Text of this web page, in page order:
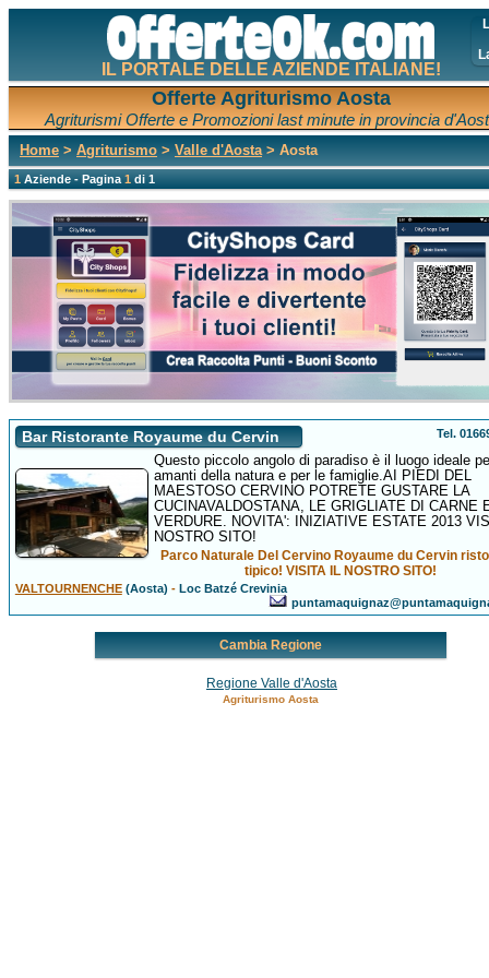
IL PORTALE DELLE AZIENDE ITALIANE!
Offerte Agriturismo Aosta
Agriturismi Offerte e Promozioni last minute in provincia
Home > Agriturismo > Valle d'Aosta> Aosta
1Aziende - Pagina1di 1
Bar Ristorante Royaume du Cervin Tel.
Questo piccolo angolo di paradiso è il luogo ideale
amanti della natura e per le famiglie.AI PIEDI DEL
MAESTOSO CERVINO POTRETE GUSTARE LA
CUCINAVALDOSTANA, LE GRIGLIATE DI CARNE
VERDURE. NOVITA': INIZIATIVE ESTATE 2013
NOSTRO SITO!
Parco Naturale Del Cervino Royaume du Cervin
tipico! VISITA IL NOSTRO SITO!
VALTOURNENCHE(Aosta) -Loc Batzé Crevinia
Cambia Regione
Regione Valle d'Aosta
Agriturismo Aosta